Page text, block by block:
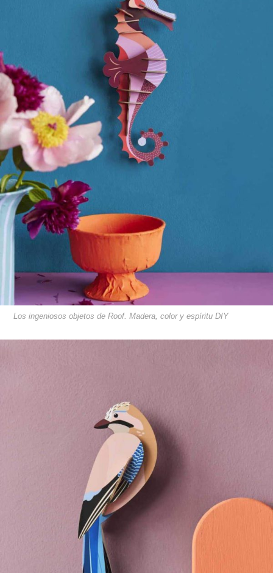
Los ingeniosos objetos de Roof. Madera, color y espíritu DIY